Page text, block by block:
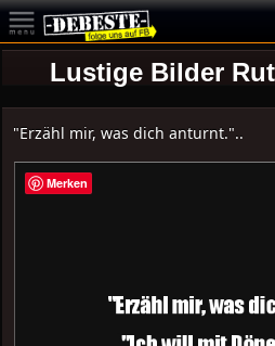
Lustige Bilder
"Erzähl mir, was dich anturnt."..
Merken